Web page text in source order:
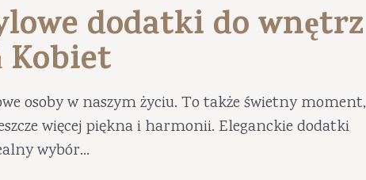
dodatki do wnętrz
Kobiet
osoby w naszym życiu. To także świetny moment,
więcej piękna i harmonii. Eleganckie dodatki
wybór...